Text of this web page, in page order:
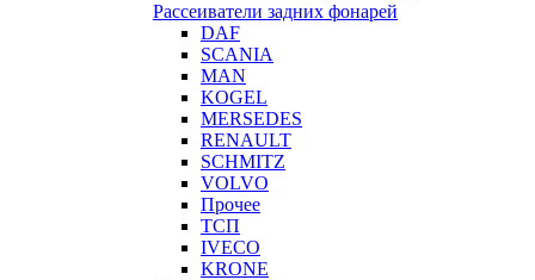
Рассеиватели задних фонарей
DAF
SCANIA
MAN
KOGEL
MERSEDES
RENAULT
SCHMITZ
VOLVO
Прочее
ТСП
IVECO
KRONE